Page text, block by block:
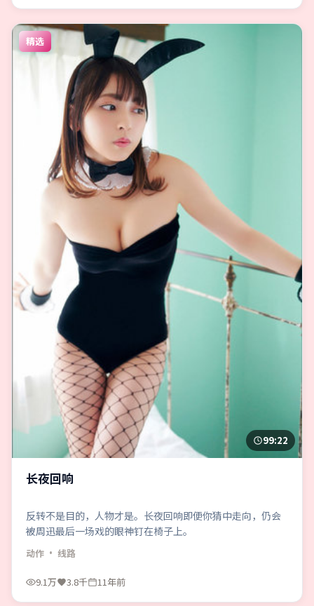
精选
99:22
长夜回响
反转不是目的，人物才是。长夜回响即便你猜中走向，仍会
被周迅最后一场戏的眼神钉在椅子上。
动作 · 线路
9.1万 3.8千 11年前